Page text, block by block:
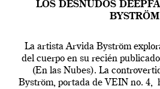
LOS DESNUDOS
BYSTRÖM
La artista Arvida Byström
del cuerpo en su recién
(En las Nubes). La
Byström, portada de VEIN no. 4,